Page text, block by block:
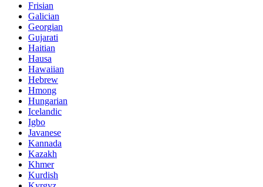
Frisian
Galician
Georgian
Gujarati
Haitian
Hausa
Hawaiian
Hebrew
Hmong
Hungarian
Icelandic
Igbo
Javanese
Kannada
Kazakh
Khmer
Kurdish